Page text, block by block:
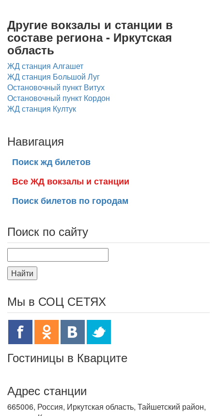
Другие вокзалы и станции в
составе региона - Иркутская
область
ЖД станция Алгашет
ЖД станция Большой Луг
Остановочный пункт Витух
Остановочный пункт Кордон
ЖД станция Култук
Навигация
Поиск жд билетов
Все ЖД вокзалы и станции
Поиск билетов по городам
Поиск по сайту
Найти
Мы в СОЦ СЕТЯХ
Гостиницы в Кварците
Адрес станции
665006, Россия, Иркутская область, Тайшетский район,